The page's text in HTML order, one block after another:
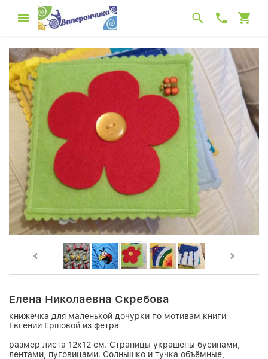
Елена Николаевна Скребова
книжечка для маленькой дочурки по мотивам книги
Евгении Ершовой из фетра
размер листа 12х12 см. Страницы украшены бусинами,
лентами, пуговицами. Солнышко и тучка объёмные,